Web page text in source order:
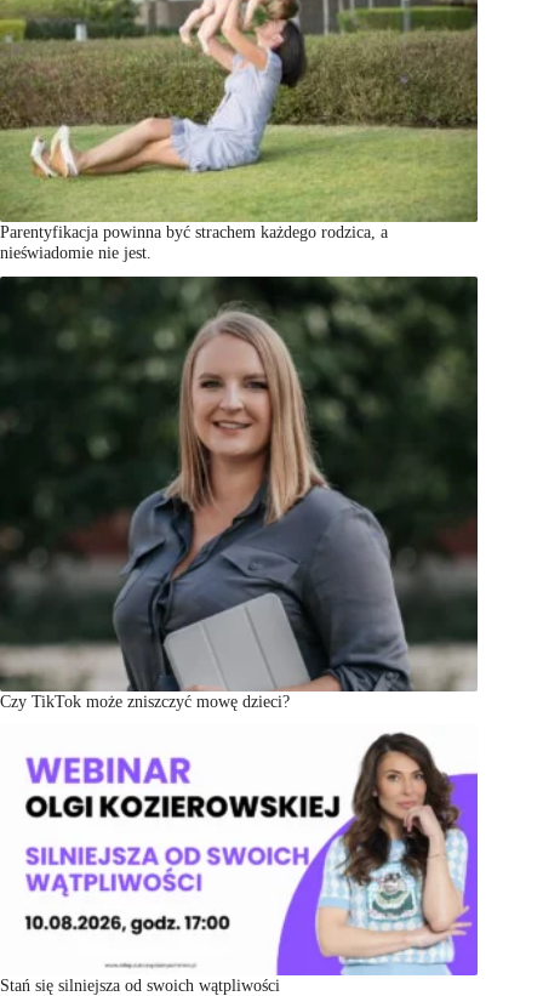
Parentyfikacja powinna być strachem każdego rodzica, a
nieświadomie nie jest.
Czy TikTok może zniszczyć mowę dzieci?
Stań się silniejsza od swoich wątpliwości